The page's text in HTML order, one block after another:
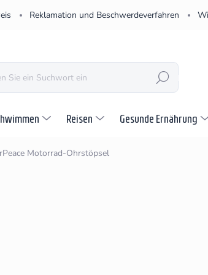
Reklamation und Beschwerdeverfahren
SUCHEN
Reisen Gesunde Ernährung
Motorrad-Ohrstöpsel